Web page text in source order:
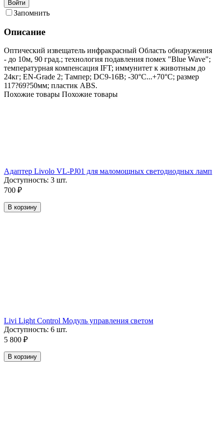
Войти
Запомнить
Описание
Оптический извещатель инфракрасный Область обнаружения
- до 10м, 90 град.; технология подавления помех "Blue Wave";
температурная компенсация IFT; иммунитет к животным до
24кг; EN-Grade 2; Тампер; DC9-16В; -30°C...+70°C; размер
117?69?50мм; пластик ABS.
Похожие товары Похожие товары
Адаптер Livolo VL-PJ01 для маломощных светодиодных ламп
Доступность: 3 шт.
700 ₽
В корзину
Livi Light Control Модуль управления светом
Доступность: 6 шт.
5 800 ₽
В корзину